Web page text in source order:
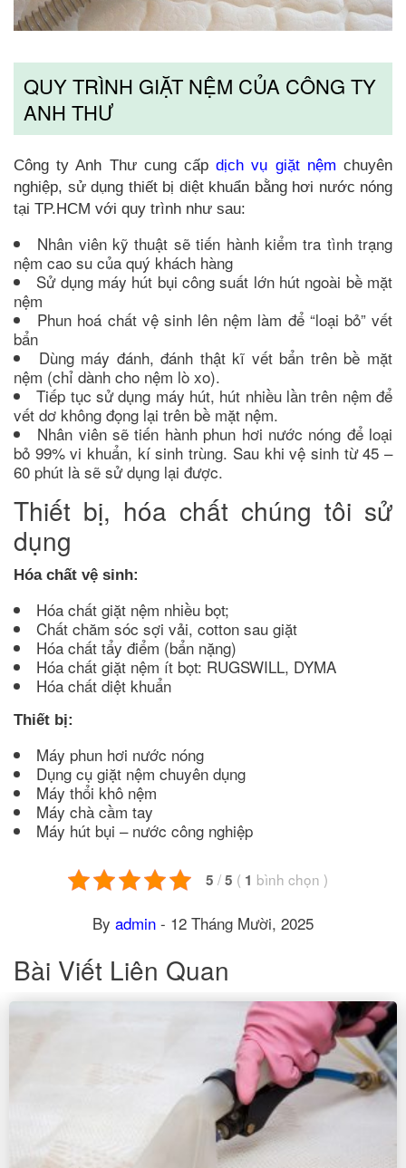
QUY TRÌNH GIẶT NỆM CỦA CÔNG TY
ANH THƯ
Công ty Anh Thư cung cấpdịch vụ giặt nệm chuyên
nghiệp, sử dụng thiết bị diệt khuẩn bằng hơi nước nóng
tại TP.HCM với quy trình như sau:
Nhân viên kỹ thuật sẽ tiến hành kiểm tra tình trạng
nệm cao su của quý khách hàng
Sử dụng máy hút bụi công suất lớn hút ngoài bề mặt
nệm
Phun hoá chất vệ sinh lên nệm làm để “loại bỏ” vết
bẩn
Dùng máy đánh, đánh thật kĩ vết bẩn trên bề mặt
nệm (chỉ dành cho nệm lò xo).
Tiếp tục sử dụng máy hút, hút nhiều lần trên nệm để
vết dơ không đọng lại trên bề mặt nệm.
Nhân viên sẽ tiến hành phun hơi nước nóng để loại
bỏ 99% vi khuẩn, kí sinh trùng. Sau khi vệ sinh từ 45 –
60 phút là sẽ sử dụng lại được.
Thiết bị, hóa chất chúng tôi sử
dụng
Hóa chất vệ sinh:
Hóa chất giặt nệm nhiều bọt;
Chất chăm sóc sợi vải, cotton sau giặt
Hóa chất tẩy điểm (bẩn nặng)
Hóa chất giặt nệm ít bọt: RUGSWILL, DYMA
Hóa chất diệt khuẩn
Thiết bị:
Máy phun hơi nước nóng
Dụng cụ giặt nệm chuyên dụng
Máy thổi khô nệm
Máy chà cầm tay
Máy hút bụi – nước công nghiệp
5 / 5 ( 1 bình chọn )
By admin - 12 Tháng Mười, 2025
Bài Viết Liên Quan